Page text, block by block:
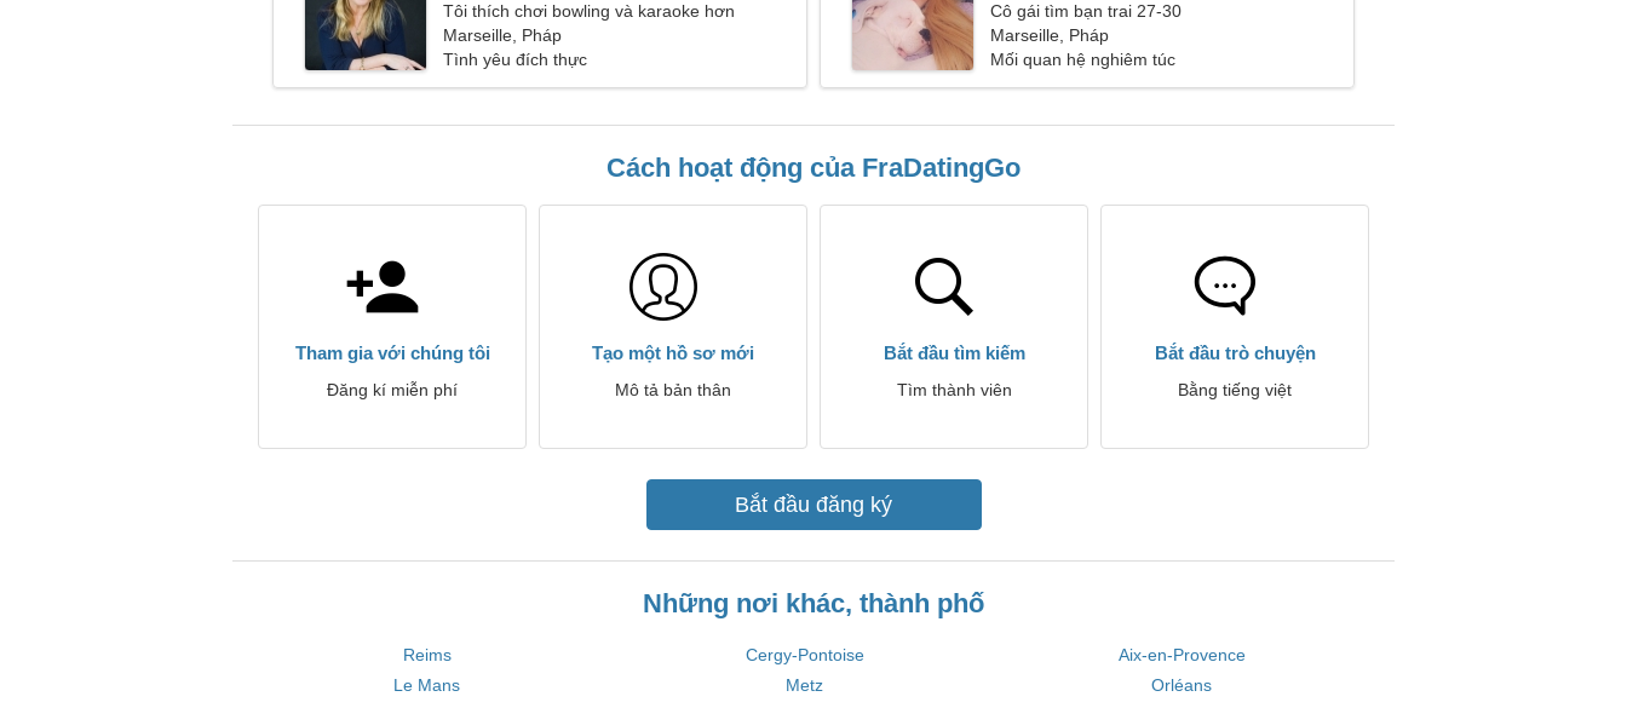
Tôi thích chơi bowling và karaoke hơn
Marseille, Pháp
Tình yêu đích thực
Cô gái tìm bạn trai 27-30
Marseille, Pháp
Mối quan hệ nghiêm túc
Cách hoạt động của FraDatingGo
Tham gia với chúng tôi
Đăng kí miễn phí
Tạo một hồ sơ mới
Mô tả bản thân
Bắt đầu tìm kiếm
Tìm thành viên
Bắt đầu trò chuyện
Bằng tiếng việt
Bắt đầu đăng ký
Những nơi khác, thành phố
Reims Cergy-Pontoise
Aix-en-Provence
Le Mans
Metz
Orléans